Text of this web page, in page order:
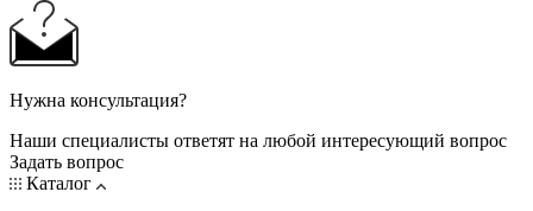
Нужна консультация?
Наши специалисты ответят на любой интересующий вопрос
Задать вопрос
Каталог